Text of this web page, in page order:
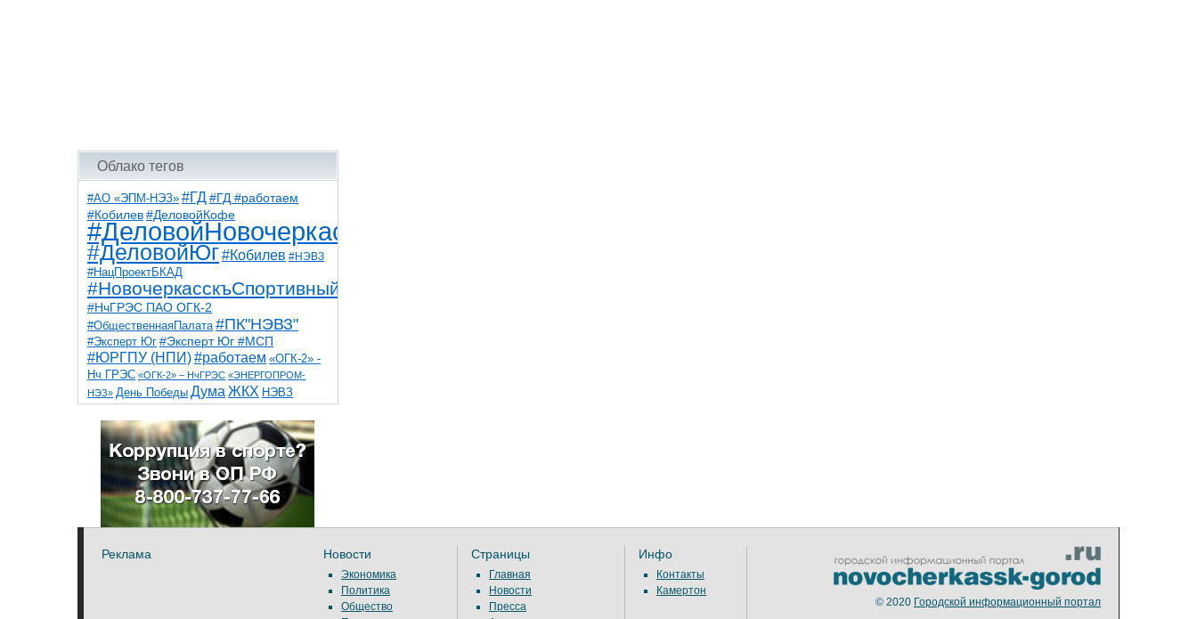
Облако тегов
#АО «ЭПМ-НЭЗ» #ГД #ГД #работаем
#Кобилев #ДеловойКофе
#ДеловойНовочеркасск
#ДеловойЮг#Кобилев #НЭВЗ
#НацПроектБКАД
#НовочеркасскъСпортивный
#НчГРЭС ПАО ОГК-2
#ОбщественнаяПалата #ПК"НЭВЗ"
#Эксперт Юг #Эксперт Юг #МСП
#ЮРГПУ (НПИ)#работаем «ОГК-2» -
Нч ГРЭС «ОГК-2» – НчГРЭС «ЭНЕРГОПРОМ-
НЭЗ» День Победы Дума ЖКХ НЭВЗ
НчГРЭС ТНТ
благоустройствоветераны выборы
детидороги казаки коррупция космос
общественная палата парк пожар роща
спорт театр транспорт художники
Реклама Новости
Экономика
Политика
Общество
Страницы
Главная
Новости
Пресса
Инфо
Контакты
Камертон
© 2020 Городской информационный портал